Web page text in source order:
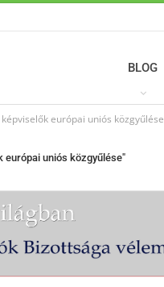
BLOG
európai uniós közgyűlése
európai uniós közgyűlése"